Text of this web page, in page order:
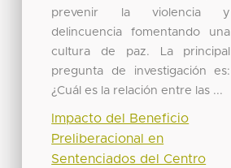
prevenir la violencia y
delincuencia fomentando una
cultura de paz. La principal
pregunta de investigación es:
¿Cuál es la relación entre las ...
Impacto del Beneficio
Preliberacional en
Sentenciados del Centro